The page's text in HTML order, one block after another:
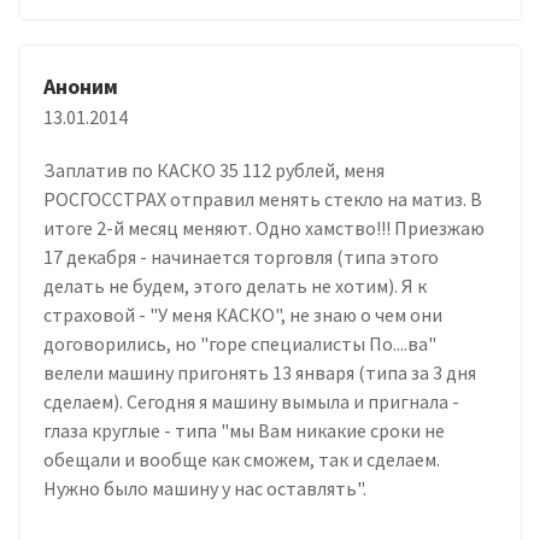
Аноним
13.01.2014
Заплатив по КАСКО 35 112 рублей, меня
РОСГОССТРАХ отправил менять стекло на матиз. В
итоге 2-й месяц меняют. Одно хамство!!! Приезжаю
17 декабря - начинается торговля (типа этого
делать не будем, этого делать не хотим). Я к
страховой - "У меня КАСКО", не знаю о чем они
договорились, но "горе специалисты По....ва"
велели машину пригонять 13 января (типа за 3 дня
сделаем). Сегодня я машину вымыла и пригнала -
глаза круглые - типа "мы Вам никакие сроки не
обещали и вообще как сможем, так и сделаем.
Нужно было машину у нас оставлять".